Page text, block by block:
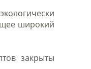
широкий
закрыты